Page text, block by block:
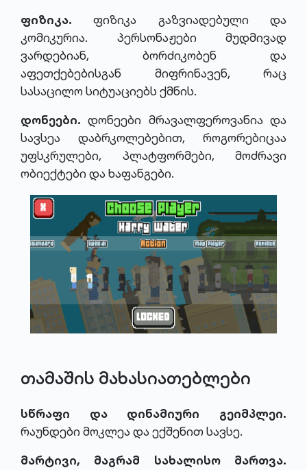
ფიზიკა. ფიზიკა გაზვიადებული და
კომიკურია. პერსონაჟები მუდმივად
ვარდებიან, ბორძიკობენ და
აფეთქებებისგან მიფრინავენ, რაც
სასაცილო სიტუაციებს ქმნის.
დონეები. დონეები მრავალფეროვანია და
სავსეა დაბრკოლებებით, როგორებიცაა
უფსკრულები, პლატფორმები, მოძრავი
ობიექტები და ხაფანგები.
თამაშის მახასიათებლები
სწრაფი და დინამიური გეიმპლეი.
რაუნდები მოკლეა და ექშენით სავსე.
მარტივი, მაგრამ სახალისო მართვა.